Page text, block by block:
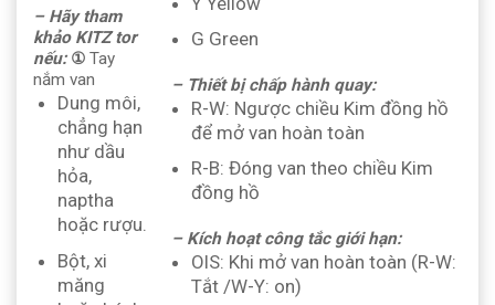
– Hãy tham
khảo KITZ tor
nếu: ① Tay
nắm van
Dung môi,
chẳng hạn
như dầu
hỏa,
naptha
hoặc rượu.
Bột, xi
măng
G Green
– Thiết bị chấp hành quay:
R-W: Ngược chiều Kim đồng hồ
để mở van hoàn toàn
R-B: Đóng van theo chiều Kim
đồng hồ
– Kích hoạt công tắc giới hạn:
OlS: Khi mở van hoàn toàn (R-W:
Tắt /W-Y: on)